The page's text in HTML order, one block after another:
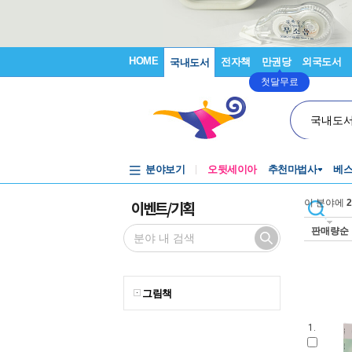
HOME 국내도서 전자책 만권당
첫달무료
외국도서
국내도
분야보기 오뒷세이아 추천마법사 베
이벤트/기획
그림책
이 분야에
판매량순
1.